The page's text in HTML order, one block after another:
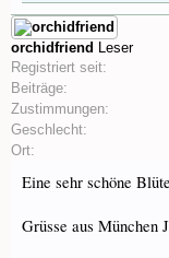
orchidfriend Leser
Registriert seit:
Beiträge:
Zustimmungen:
Geschlecht:
Ort:
Eine sehr schöne
Grüsse aus München